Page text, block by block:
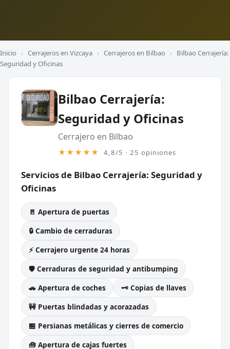
Inicio › Cerrajeros en Vizcaya › Cerrajeros en Bilbao › Bilbao Cerrajería:
Seguridad y Oficinas
Bilbao Cerrajería:
Seguridad y Oficinas
Cerrajero en Bilbao
★★★★★ 4,8/5 · 25 opiniones
Servicios de Bilbao Cerrajería: Seguridad y
Oficinas
🚪 Apertura de puertas
🔒 Cambio de cerraduras
⚡ Cerrajero urgente 24 horas
🛡️ Cerraduras de seguridad y antibumping
🚗 Apertura de coches
🗝️ Copias de llaves
🚧 Puertas blindadas y acorazadas
🏪 Persianas metálicas y cierres de comercio
🧰 Apertura de cajas fuertes